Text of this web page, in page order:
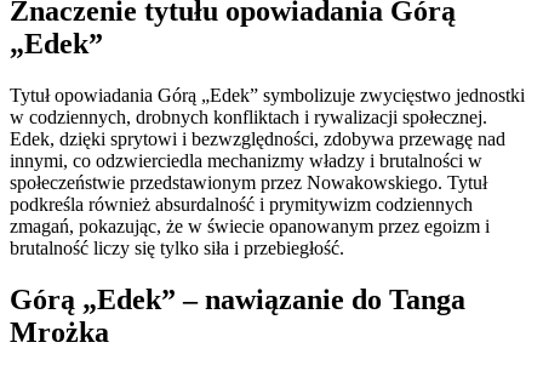
Znaczenie tytułu opowiadania Górą
„Edek”
Tytuł opowiadania Górą „Edek” symbolizuje zwycięstwo jednostki
w codziennych, drobnych konfliktach i rywalizacji społecznej.
Edek, dzięki sprytowi i bezwzględności, zdobywa przewagę nad
innymi, co odzwierciedla mechanizmy władzy i brutalności w
społeczeństwie przedstawionym przez Nowakowskiego. Tytuł
podkreśla również absurdalność i prymitywizm codziennych
zmagań, pokazując, że w świecie opanowanym przez egoizm i
brutalność liczy się tylko siła i przebiegłość.
Górą „Edek” – nawiązanie do Tanga
Mrożka